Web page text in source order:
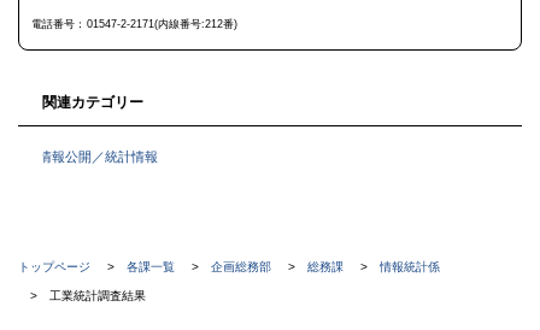
戻
電話番号 01547-2-2171(内線番号:212番)
関連カテゴリー
情報公開／統計情報
現
在
トップページ 各課一覧 企画総務部 総務課 情報統計係
工業統計調査結果